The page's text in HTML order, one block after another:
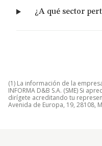
¿A qué sector
(1) La información de la
INFORMA D&B S.A. (SME) Si
dirígete acreditando tu
Avenida de Europa, 19, 28108,